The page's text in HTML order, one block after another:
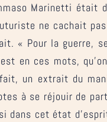
Marinetti était
ne cachait
« Pour la guerre,
en ces mots,
un extrait du
à se réjouir de
dans cet état